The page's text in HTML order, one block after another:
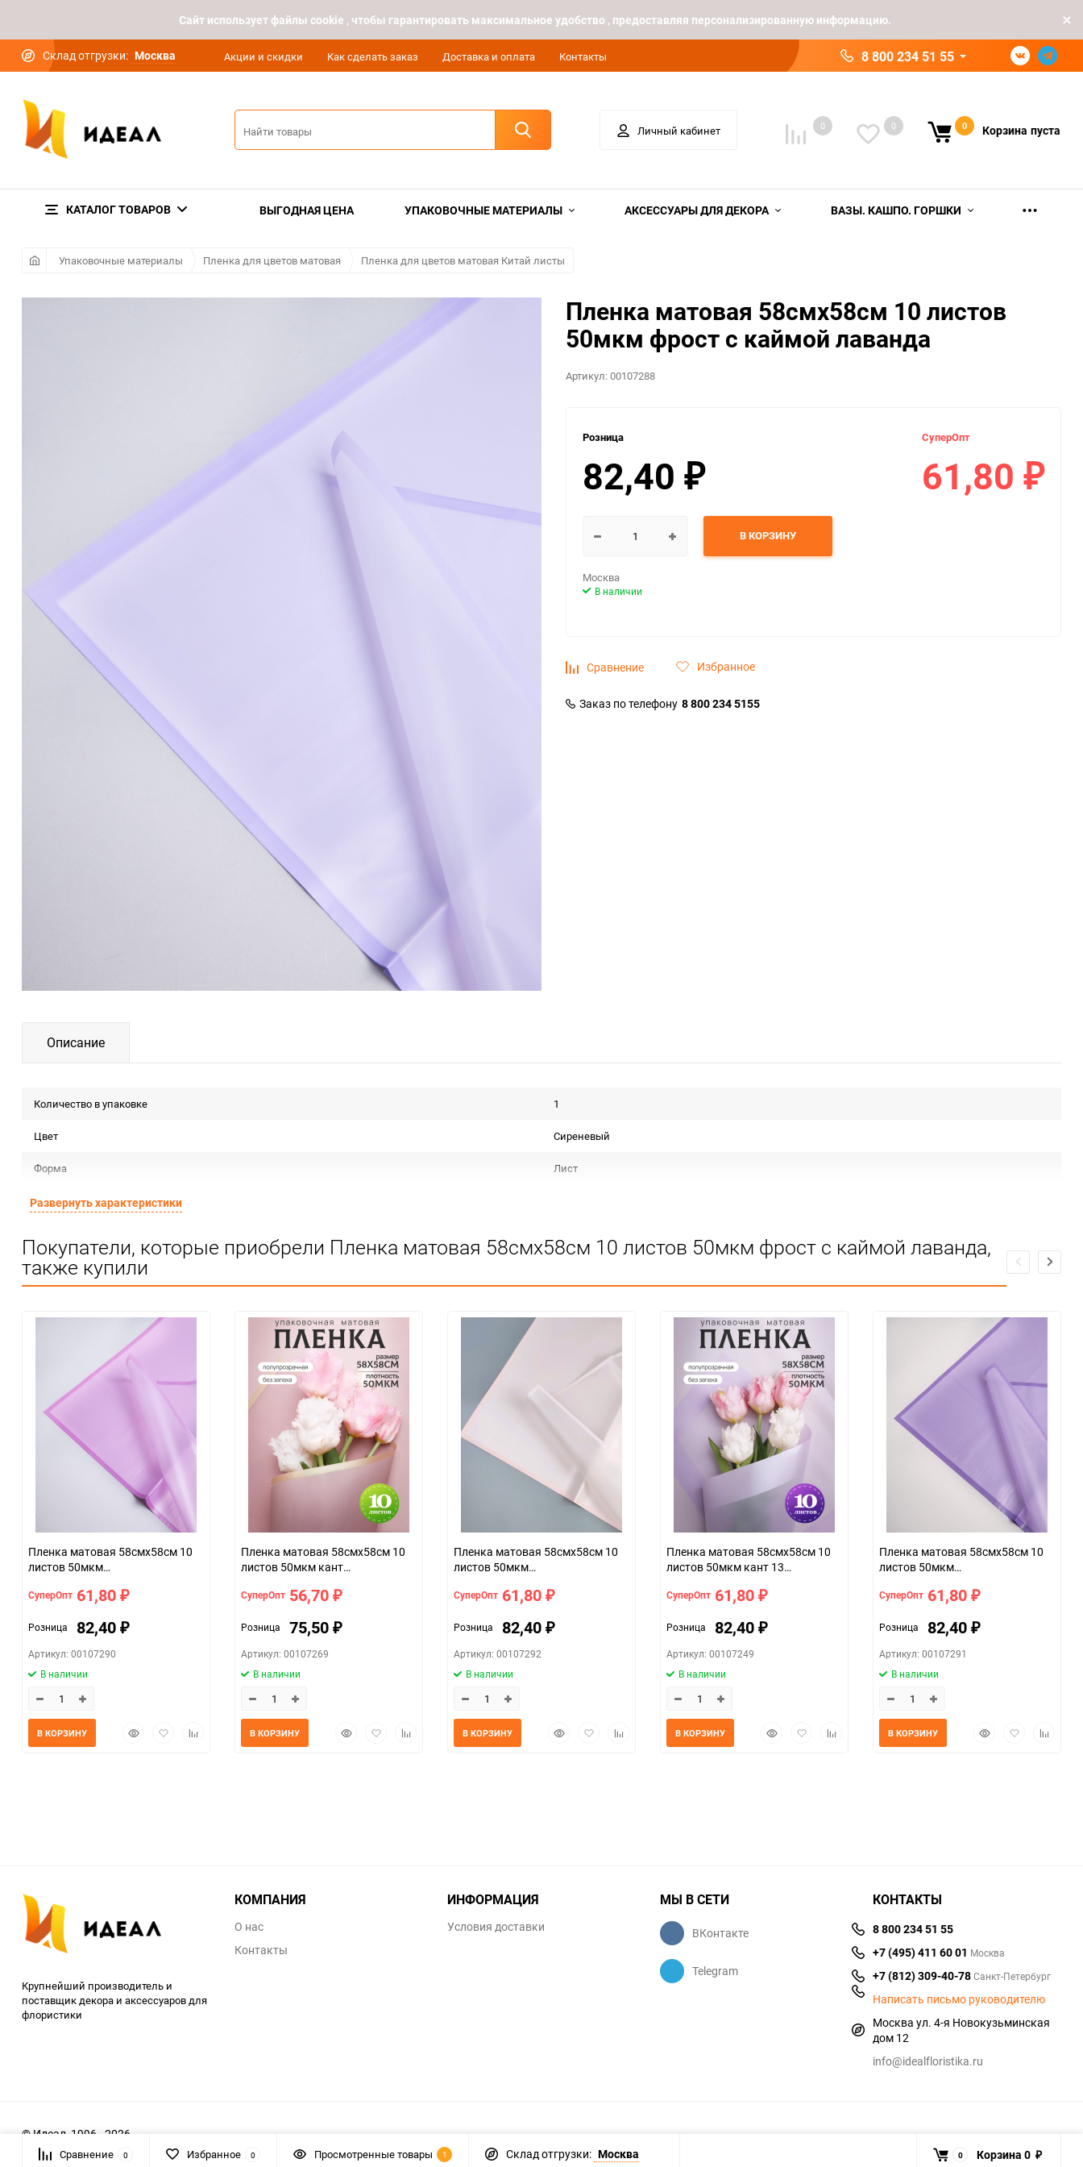
Cайт использует файлы cookie , чтобы гарантировать максимальное удобство , предоставляя персонализированную информацию.
Склад отгрузки: Москва Акции и скидки Как сделать заказ Доставка и оплата Контакты 8 800 234 51 55
Личный кабинет 0 0 0 Корзина пуста
КАТАЛОГ ТОВАРОВ ВЫГОДНАЯ ЦЕНА УПАКОВОЧНЫЕ МАТЕРИАЛЫ АКСЕССУАРЫ ДЛЯ ДЕКОРА ВАЗЫ. КАШПО. ГОРШКИ
Упаковочные материалы Пленка для цветов матовая Пленка для цветов матовая Китай листы
Пленка матовая 58смх58см 10 листов
50мкм фрост с каймой лаванда
Артикул:00107288
Розница
82,40 ₽
СуперОпт
61,80 ₽
В КОРЗИНУ
Москва
В наличии
Сравнение Избранное
Заказ по телефону 8 800 234 5155
Описание
Количество в упаковке 1
Цвет Сиреневый
Форма Лист
Материал
Предназначение товара
Минимальное количество
Количество в коробке
Единица измерения
Развернуть характеристики
Покупатели, которые приобрели Пленка матовая 58смх58см 10 листов 50мкм фрост с каймой лаванда,
также купили
Пленка матовая 58смх58см 10
листов 50мкм
СуперОпт 61,80 ₽
Розница 82,40 ₽
Артикул: 00107290
В наличии
БыстрыйДобавитьДобавить
В КОРЗИНУ
Пленка матовая 58смх58см 10
листов 50мкм кант
СуперОпт 56,70 ₽
Розница 75,50 ₽
Артикул: 00107269
В наличии
БыстрыйДобавитьДобавить
В КОРЗИНУ
Пленка матовая 58смх58см 10
листов 50мкм
СуперОпт 61,80 ₽
Розница 82,40 ₽
Артикул: 00107292
В наличии
БыстрыйДобавитьДобавить
В КОРЗИНУ
Пленка матовая 58смх58см 10
листов 50мкм кант 13
СуперОпт 61,80 ₽
Розница 82,40 ₽
Артикул: 00107249
В наличии
БыстрыйДобавитьДобавить
В КОРЗИНУ
Пленка матовая 58смх58см 10
листов 50мкм
СуперОпт 61,80 ₽
Розница 82,40 ₽
Артикул: 00107291
В наличии
БыстрыйДобавить
В КОРЗИНУ
Крупнейший производитель и
поставщик декора и аксессуаров для
флористики
КОМПАНИЯ
О нас
Контакты
ИНФОРМАЦИЯ
Условия доставки
МЫ В СЕТИ
ВКонтакте
Telegram
КОНТАКТЫ
8 800 234 51 55
+7 (495) 411 60 01 Москва
+7 (812) 309-40-78Санкт-Петербург
Написать письмо руководителю
Москва ул. 4-я Новокузьминская
дом 12
info@idealfloristika.ru
© Идеал, 1996 - 2026
Сравнение 0 Избранное 0 Просмотренные товары 1 Склад отгрузки: Москва 0 Корзина 0 ₽